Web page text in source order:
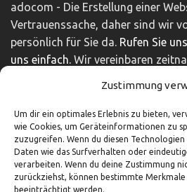
Zustimmung
Um dir ein optimales Erlebnis zu bieten,
wie Cookies, um Geräteinformationen zu
zuzugreifen. Wenn du diesen
Daten wie das Surfverhalten oder
verarbeiten. Wenn du deine Zustimmung
zurückziehst, können bestimmte Merkmale
beeinträchtigt werden.
adocom - Die Erstellung einer
Vertrauenssache, daher sind wir
persönlich für Sie da. Rufen Sie
uns einfach. Wir vereinbaren
Impressum|Disclaimer |
So können Sie uns erreichen